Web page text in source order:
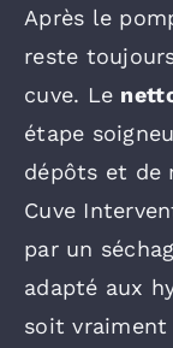
Après le
reste
cuve. Le
étape
dépôts et de
Cuve
par un
adapté aux
soit vraiment